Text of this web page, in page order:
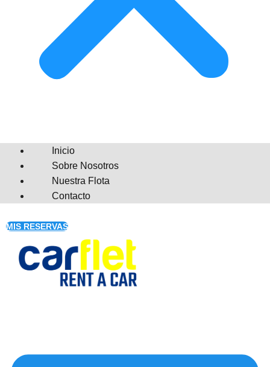
Inicio
Sobre Nosotros
Nuestra Flota
Contacto
MIS RESERVAS